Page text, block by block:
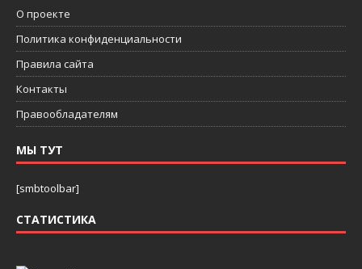
О проекте
Политика конфиденциальности
Правила сайта
Контакты
Правообладателям
МЫ ТУТ
[smbtoolbar]
СТАТИСТИКА